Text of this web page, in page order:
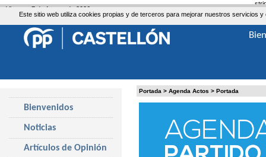
Este sitio web utiliza cookies propias y de terceros para mejorar nuestros servicios
Portada > Agenda Actos > Portada
Bienvenidos
Noticias
Artículos de Opinión
Viernes, 7 de Agosto de 2026